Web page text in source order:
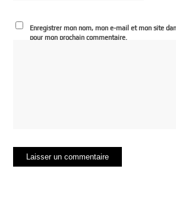
Enregistrer mon nom, mon e-mail et mon site
pour mon prochain commentaire.